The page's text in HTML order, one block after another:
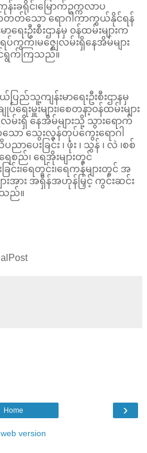
းခရိုင်၊မြောက်ဥက္ကလာပ
တ်သော ရောဂါကာကွယ်နိုင်ရန်
းဦးစီးဌာနမှ ၀န်ထမ်းများက
ပ်ကွက်၊မဇ္ဈေလမ်းရှိနေအိမ်များ
ရွက်ကြသည်။
ည်သူ့ကျန်းမာရေးဦးစီးဌာနမှ
ေးမှူးများ၊စေတနာ့၀န်ထမ်းများ
လမ်းရှိ နေအိမ်များသို့ သွားရောက်
ော သွေးလွန်တုပ်ကွေးရောဂါ
ေးခြင်း ၊ ဖုံး ၊ သွန် ၊ လဲ ၊စစ်
ရေစည်၊ ရေအိုးများတွင်
င်း၊ရေတွင်း၊ရေကန်များတွင် အ
းအား အရှိန်အဟုန်မြှင့် ကွင်းဆင်း
သည်။
›
Home
version